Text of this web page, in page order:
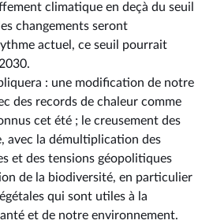
climatique en deçà du seuil
changements seront
actuel, ce seuil pourrait
: une modification de notre
des records de chaleur comme
cet été ; le creusement des
avec la démultiplication des
et des tensions géopolitiques
de la biodiversité, en particulier
qui sont utiles à la
et de notre environnement.